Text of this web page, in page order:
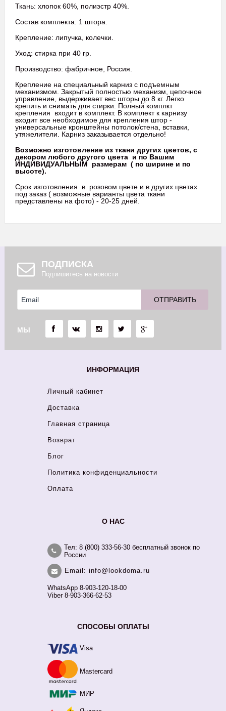
Ткань: хлопок 60%, полиэстр 40%.
Состав комплекта: 1 штора.
Крепление: липучка, колечки.
Уход: стирка при 40 гр.
Производство: фабричное, Россия.
Крепление на специальный карниз с подъемным
механизмом. Закрытый полностью механизм, цепочное
управление, выдерживает вес шторы до 8 кг. Легко
крепить и снимать для стирки. Полный комплкт
крепления входит в комплект. В комплект к карнизу
входит все необходимое для крепления штор -
универсальные кронштейны потолок/стена, вставки,
утяжелители. Карниз заказывается отдельно!
Возможно изготовление из ткани других цветов, с
декором любого другого цвета и по Вашим
ИНДИВИДУАЛЬНЫМ размерам ( по ширине и по
высоте).
Срок изготовления в розовом цвете и в других цветах
под заказ ( возможные варианты цвета ткани
представлены на фото) - 20-25 дней.
ПОДПИСКА
Подпишитесь на новости
МЫ
ИНФОРМАЦИЯ
Личный кабинет
Доставка
Главная страница
Возврат
Блог
Политика конфиденциальности
Оплата
О НАС
Тел: 8 (800) 333-56-30 бесплатный звонок по
России
Email: info@lookdoma.ru
WhatsApp 8-903-120-18-00
Viber 8-903-366-62-53
СПОСОБЫ ОПЛАТЫ
Visa
Mastercard
МИР